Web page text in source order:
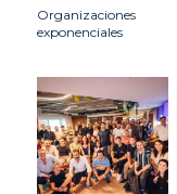
Organizaciones
exponenciales